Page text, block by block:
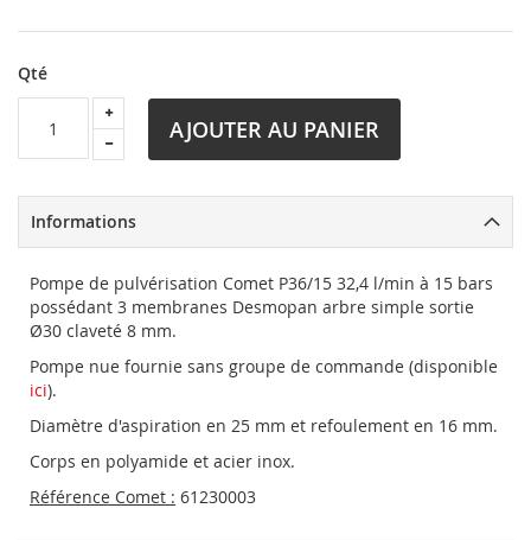
Qté
AJOUTER AU PANIER
Informations
Pompe de pulvérisation Comet P36/15 32,4 l/min à 15 bars
possédant 3 membranes Desmopan arbre simple sortie
Ø30 claveté 8 mm.
Pompe nue fournie sans groupe de commande (disponible
ici).
Diamètre d'aspiration en 25 mm et refoulement en 16 mm.
Corps en polyamide et acier inox.
Référence Comet : 61230003